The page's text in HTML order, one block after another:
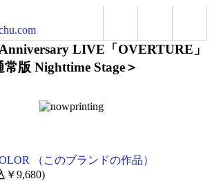
LIVE「OVERTURE」
版 Nighttime Stage＞
（このブランドの作品）
￥9,680)